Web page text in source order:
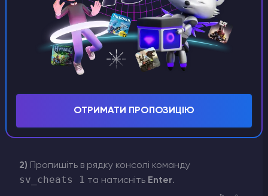
2) Пропишіть в рядку консолі команду
sv_cheats 1 та натисніть Enter.
ОТРИМАТИ ПРОПОЗИЦІЮ